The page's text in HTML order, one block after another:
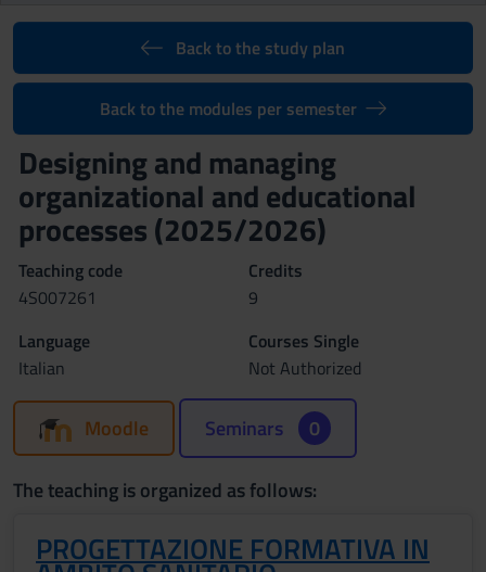
Back to the study plan
Back to the modules per semester
Designing and managing
organizational and educational
processes (2025/2026)
Teaching code
4S007261
Credits
9
Language
Italian
Courses Single
Not Authorized
Moodle Seminars 0
The teaching is organized as follows:
PROGETTAZIONE FORMATIVA IN